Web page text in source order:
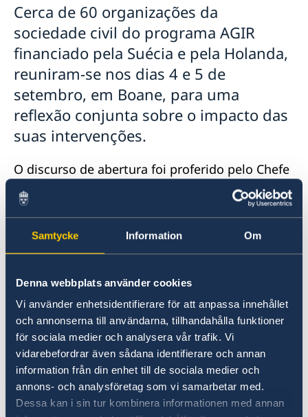
Samtycke Information Om
Denna webbplats använder cookies
Vi använder enhetsidentifierare för att anpassa innehållet
och annonserna till användarna, tillhandahålla funktioner
för sociala medier och analysera vår trafik. Vi
vidarebefordrar även sådana identifierare och annan
information från din enhet till de sociala medier och
annons- och analysföretag som vi samarbetar med.
Dessa kan i sin tur kombinera informationen med annan
Cerca de 60 organizações da
sociedade civil do programa AGIR
financiado pela Suécia e pela Holanda,
reuniram-se nos dias 4 e 5 de
setembro, em Boane, para uma
reflexão conjunta sobre o impacto das
suas intervenções.
O discurso de abertura foi proferido pelo Chefe
da Cooperação da Embaixada da Suécia em
Maputo, Mikael Elofsson, em nome dos
doadores do programa AGIR, o Director
Provincial da Terra, Ambiente e
Desenvolvimento Rural em nome do
Maria Tadesse - Directora Regional da We Effect
em nome das quatro Organizações Parceiras
Intermediárias do , nomeadamente Diakonia,
Oxfam Ibis, Oxfam Novid e We Effect.
A Suécia apoia a segunda fase do AGIR (2015-
2020) com aproximadamente 800 milhões de